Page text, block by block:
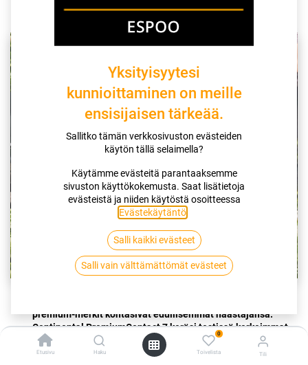
Etusivu Haku
0
Toivelista Tili
kirjoittaja
premium-merkit kohtasivat edullisemmat haastajansa.
Continental PremiumContact 7 keräsi testissä korkeimmat
pisteet niin märällä kuin kuivalla pinnalla.
Vertailutulosten mukaan ”Continental on ihan omaa
Yksityisyytesi
kunnioittaminen on meille
ensisijaisen tärkeää.
Sallitko tämän verkkosivuston evästeiden
käytön tällä selaimella?
Käytämme evästeitä parantaaksemme
sivuston käyttökokemusta. Saat lisätietoja
evästeistä ja niiden käytöstä osoitteessa
Evästekäytäntö
Salli kaikki evästeet
Salli vain välttämättömät evästeet